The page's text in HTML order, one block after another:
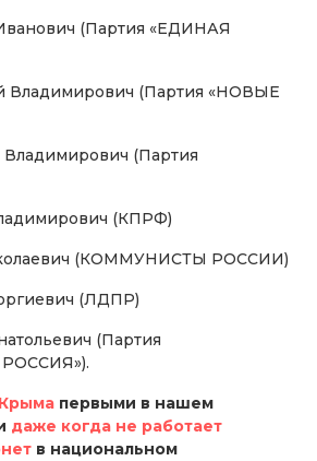
(Партия «ЕДИНАЯ
Владимирович (Партия «НОВЫЕ
(Партия
(КПРФ)
(КОММУНИСТЫ РОССИИ)
(ЛДПР)
(Партия
первыми в нашем
даже когда не работает
в национальном